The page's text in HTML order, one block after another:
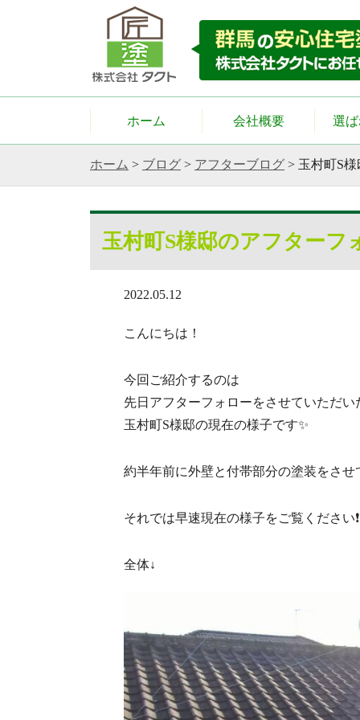
ホーム 会社概要 選
ホーム > ブログ > アフターブログ > 玉村町S
玉村町S様邸のアフターフ
2022.05.12
こんにちは！
今回ご紹介するのは
先日アフターフォローをさせていただい
玉村町S様邸の現在の様子です✨
約半年前に外壁と付帯部分の塗装をさせ
それでは早速現在の様子をご覧ください❗️
全体↓